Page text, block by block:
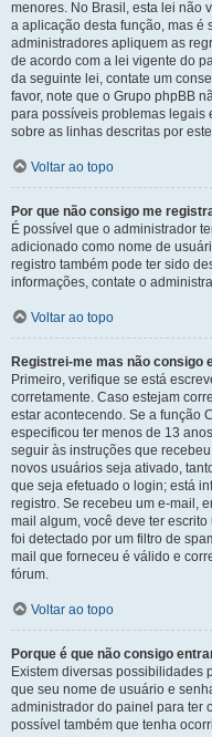
menores. No Brasil, esta lei não
a aplicação desta função, mas é
administradores apliquem as
de acordo com a lei vigente do
da seguinte lei, contate um
favor, note que o Grupo phpBB
para possíveis problemas legais
sobre as linhas descritas por
Voltar ao topo
Por que não consigo me
É possível que o administrador
adicionado como nome de
registro também pode ter sido
informações, contate o
Voltar ao topo
Registrei-me mas não consigo
Primeiro, verifique se está
corretamente. Caso estejam
estar acontecendo. Se a função
especificou ter menos de 13
seguir às instruções que
novos usuários seja ativado,
que seja efetuado o login; está
registro. Se recebeu um e-mail,
mail algum, você deve ter
foi detectado por um filtro de
mail que forneceu é válido e
fórum.
Voltar ao topo
Porque é que não consigo
Existem diversas possibilidades
que seu nome de usuário e
administrador do painel para ter
possível também que tenha